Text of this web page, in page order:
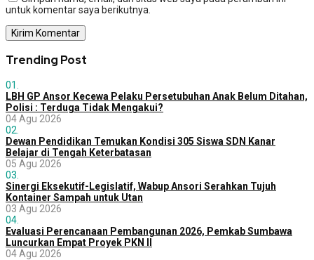
untuk komentar saya berikutnya.
Trending Post
01.
LBH GP Ansor Kecewa Pelaku Persetubuhan Anak Belum Ditahan,
Polisi : Terduga Tidak Mengakui?
04 Agu 2026
02.
Dewan Pendidikan Temukan Kondisi 305 Siswa SDN Kanar
Belajar di Tengah Keterbatasan
05 Agu 2026
03.
Sinergi Eksekutif-Legislatif, Wabup Ansori Serahkan Tujuh
Kontainer Sampah untuk Utan
03 Agu 2026
04.
Evaluasi Perencanaan Pembangunan 2026, Pemkab Sumbawa
Luncurkan Empat Proyek PKN II
04 Agu 2026